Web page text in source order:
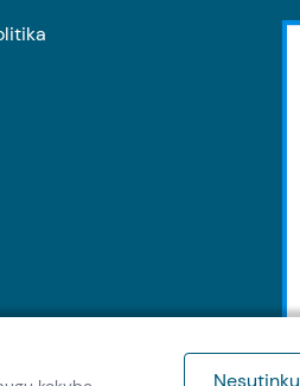
Nesutinku